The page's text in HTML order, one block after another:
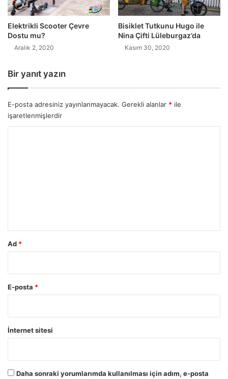
Elektrikli Scooter Çevre
Dostu mu?
Aralık 2, 2020
Bisiklet Tutkunu Hugo ile
Nina Çifti Lüleburgaz’da
Kasım 30, 2020
Bir yanıt yazın
E-posta adresiniz yayınlanmayacak. Gerekli alanlar * ile
işaretlenmişlerdir
Ad *
E-posta *
İnternet sitesi
Daha sonraki yorumlarımda kullanılması için adım, e-posta